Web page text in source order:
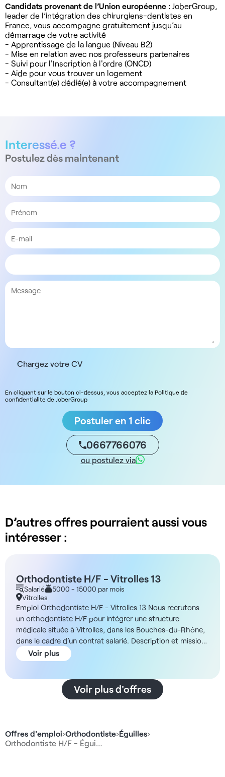
Offres d'emploi›Orthodontiste›Éguilles›
Orthodontiste H/F - Égui…
Candidats provenant de l’Union européenne : JoberGroup,
leader de l’intégration des chirurgiens-dentistes en
France, vous accompagne gratuitement jusqu’au
démarrage de votre activité
- Apprentissage de la langue (Niveau B2)
- Mise en relation avec nos professeurs partenaires
- Suivi pour l'Inscription à l'ordre (ONCD)
- Aide pour vous trouver un logement
- Consultant(e) dédié(e) à votre accompagnement
Interessé.e ?
Postulez dès maintenant
Chargez votre CV
En cliquant sur le bouton ci-dessus, vous acceptez la Politique de
confidentialite de JoberGroup
Postuler en 1 clic
0667766076
ou postulez via
D’autres offres pourraient aussi vous
intéresser :
Orthodontiste H/F - Vitrolles 13
Salarié
5000 - 15000 par mois
Vitrolles
Emploi Orthodontiste H/F - Vitrolles 13 Nous recrutons
un orthodontiste H/F pour intégrer une structure
médicale située à Vitrolles, dans les Bouches-du-Rhône,
dans le cadre d’un contrat salarié. Description et missions
Dans le cadre d’une création de poste, vous serez en
charge de développer l’activité d’orthodontie au sein de
missions principales : - La prise en charge des patients
en orthodontie, du diagnostic jusqu’au suivi - La
administrative sur place - La participation au
développement de l'activité au sein du centre Le centre
est actuellement ouvert du lundi au jeudi et dispose de
Voir plus
Voir plus d'offres